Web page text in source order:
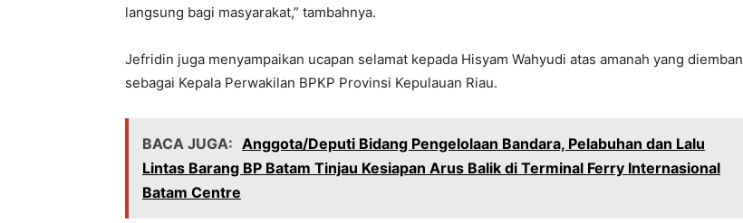
langsung bagi masyarakat,” tambahnya.
Jefridin juga menyampaikan ucapan selamat kepada Hisyam Wahyudi atas amanah yang diemban
sebagai Kepala Perwakilan BPKP Provinsi Kepulauan Riau.
BACA JUGA: Anggota/Deputi Bidang Pengelolaan Bandara, Pelabuhan dan Lalu
Lintas Barang BP Batam Tinjau Kesiapan Arus Balik di Terminal Ferry Internasional
Batam Centre